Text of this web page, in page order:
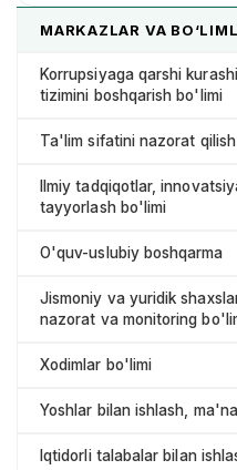
MARKAZLAR VA
Korrupsiyaga qarshi
tizimini boshqarish bo'limi
Ta'lim sifatini nazorat
Ilmiy tadqiqotlar,
tayyorlash bo'limi
O'quv-uslubiy boshqarma
Jismoniy va yuridik
nazorat va monitoring
Xodimlar bo'limi
Yoshlar bilan ishlash,
Iqtidorli talabalar bilan